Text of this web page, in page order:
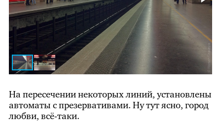
На пересечении некоторых линий, установлены
автоматы с презервативами. Ну тут ясно, город
любви, всё-таки.